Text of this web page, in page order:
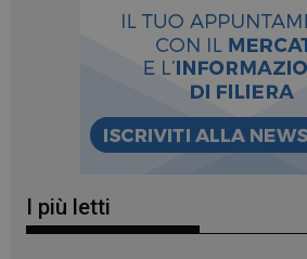
I più letti